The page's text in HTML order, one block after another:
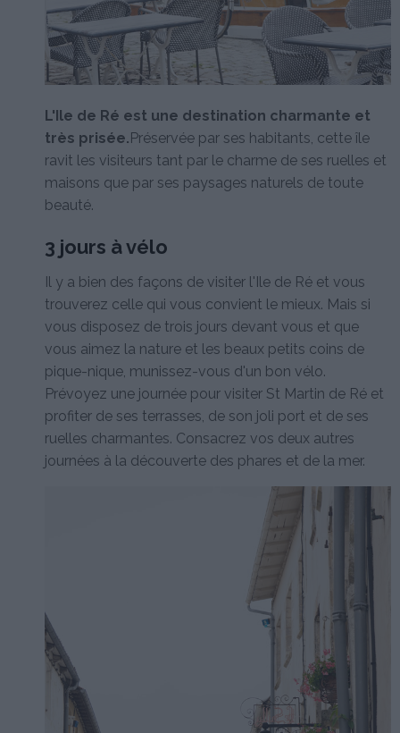
L'Ile de Ré est une destination charmante et
très prisée.Préservée par ses habitants, cette île
ravit les visiteurs tant par le charme de ses ruelles et
maisons que par ses paysages naturels de toute
beauté.
3 jours à vélo
Il y a bien des façons de visiter l'Ile de Ré et vous
trouverez celle qui vous convient le mieux. Mais si
vous disposez de trois jours devant vous et que
vous aimez la nature et les beaux petits coins de
pique-nique, munissez-vous d'un bon vélo.
Prévoyez une journée pour visiter St Martin de Ré et
profiter de ses terrasses, de son joli port et de ses
ruelles charmantes. Consacrez vos deux autres
journées à la découverte des phares et de la mer.